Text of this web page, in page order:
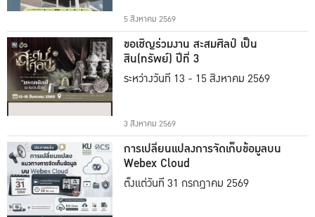
5 สิงหาคม 2569
ขอเชิญร่วมงาน สะสมศิลป์ เป็น
สิน(ทรัพย์) ปีที่ 3
ระหว่างวันที่ 13 - 15 สิงหาคม 2569
3 สิงหาคม 2569
การเปลี่ยนแปลงการจัดเก็บข้อมูลบน
Webex Cloud
ตั้งแต่วันที่ 31 กรกฎาคม 2569